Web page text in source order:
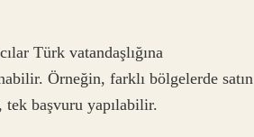
Türk vatandaşlığına
Örneğin, farklı bölgelerde satın
tek başvuru yapılabilir.